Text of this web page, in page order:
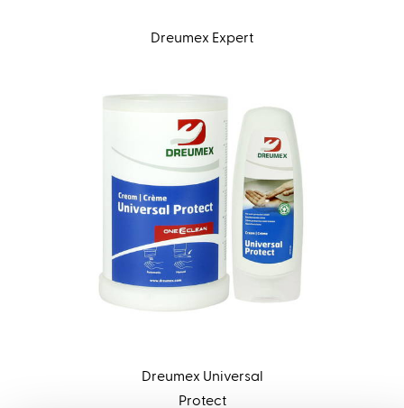
Dreumex Expert
Dreumex Universal
Protect